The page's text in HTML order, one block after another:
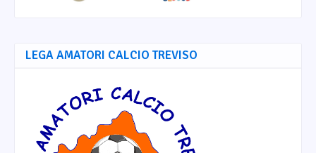
LEGA AMATORI CALCIO TREVISO